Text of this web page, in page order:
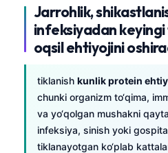
Jarrohlik,
infeksiyadan keyingi
oqsil ehtiyojini
tiklanish kunlik protein
chunki organizm to‘qima,
va yo‘qolgan mushakni
infeksiya, sinish yoki
tiklanayotgan ko‘plab
Беларуская мова
Esperanto
Frysk
Norsk bokmål